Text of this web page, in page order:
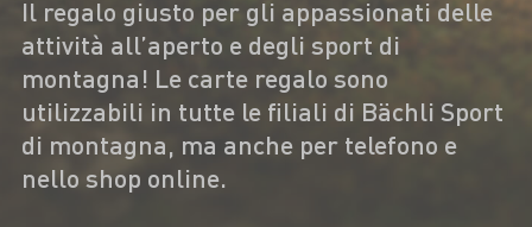
Il regalo giusto per gli appassionati delle
attività all’aperto e degli sport di
montagna! Le carte regalo sono
utilizzabili in tutte le filiali di Bächli Sport
di montagna, ma anche per telefono e
nello shop online.